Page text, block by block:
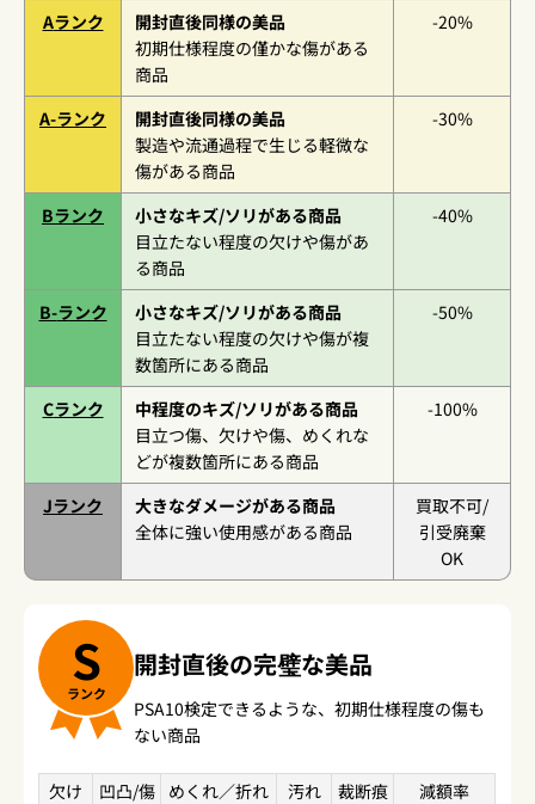
Aランク
開封直後同様の美品
初期仕様程度の僅かな傷がある
商品
-20%
A-ランク
開封直後同様の美品
製造や流通過程で生じる軽微な
傷がある商品
-30%
Bランク
小さなキズ/ソリがある商品
目立たない程度の欠けや傷があ
る商品
-40%
B-ランク
小さなキズ/ソリがある商品
目立たない程度の欠けや傷が複
数箇所にある商品
-50%
Cランク
中程度のキズ/ソリがある商品
目立つ傷、欠けや傷、めくれな
どが複数箇所にある商品
-100%
Jランク
大きなダメージがある商品
全体に強い使用感がある商品
買取不可/
引受廃棄
OK
S
ランク
開封直後の完璧な美品
PSA10検定できるような、初期仕様程度の傷も
ない商品
欠け
凹凸/傷
めくれ／折れ
汚れ
裁断痕
減額率